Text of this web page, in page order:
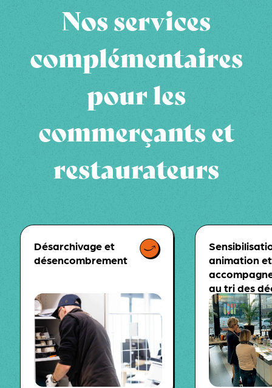
Nos services
complémentaires
pour les
commerçants et
restaurateurs
Désarchivage et
désencombrement
animation et
au tri des